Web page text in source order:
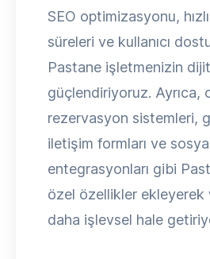
SEO optimizasyonu,
süreleri ve kullanıcı
Pastane işletmenizin
güçlendiriyoruz. Ayrıca,
rezervasyon sistemleri,
iletişim formları ve
entegrasyonları gibi
özel özellikler ekleyerek
daha işlevsel hale